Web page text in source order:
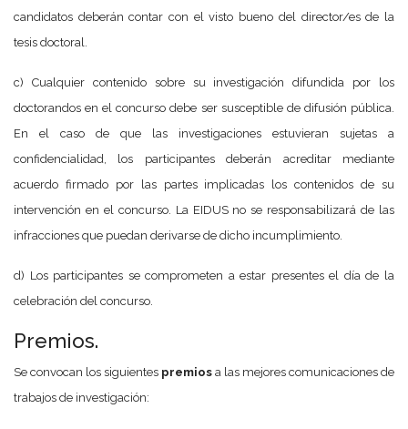
candidatos deberán contar con el visto bueno del director/es de la
tesis doctoral.
c) Cualquier contenido sobre su investigación difundida por los
doctorandos en el concurso debe ser susceptible de difusión pública.
En el caso de que las investigaciones estuvieran sujetas a
confidencialidad, los participantes deberán acreditar mediante
acuerdo firmado por las partes implicadas los contenidos de su
intervención en el concurso. La EIDUS no se responsabilizará de las
infracciones que puedan derivarse de dicho incumplimiento.
d) Los participantes se comprometen a estar presentes el día de la
celebración del concurso.
Premios.
Se convocan los siguientes premios a las mejores comunicaciones de
trabajos de investigación: